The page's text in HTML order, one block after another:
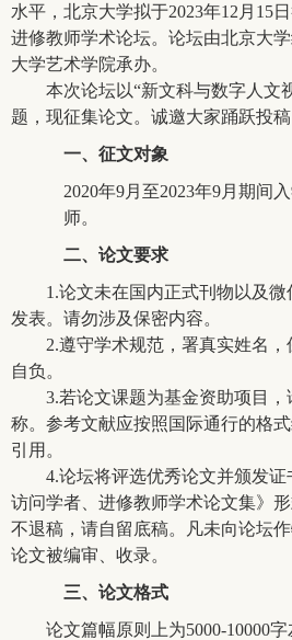
水平，北京大学拟于2023年12月15
进修教师学术论坛。论坛由北京大
大学艺术学院承办。
本次论坛以“新文科与数字人文
题，现征集论文。诚邀大家踊跃投
一、 征文对象
2020年9月至2023年9月期间
师。
二、 论文要求
1.论文未在国内正式刊物以及
发表。请勿涉及保密内容。
2.遵守学术规范，署真实姓名
自负。
3.若论文课题为基金资助项目
称。参考文献应按照国际通行的格
引用。
4.论坛将评选优秀论文并颁发
访问学者、进修教师学术论文集》
不退稿，请自留底稿。凡未向论坛
论文被编审、收录。
三、 论文格式
论文篇幅原则上为5000-10000